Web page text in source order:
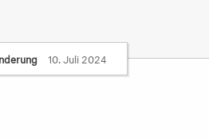
10. Juli 2024